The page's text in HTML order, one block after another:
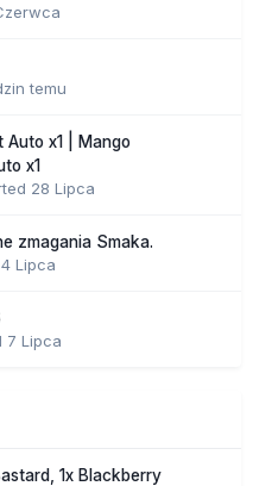
temu
x1 | Mango
x1
28 Lipca
zmagania Smaka.
4 Lipca
7 Lipca
1x Blackberry